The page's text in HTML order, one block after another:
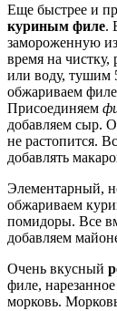
Еще быстрее и
куриным филе.
замороженную
время на чистку,
или воду, тушим
обжариваем
Присоединяем
добавляем сыр.
не растопится.
добавлять
Элементарный,
обжариваем
помидоры. Все
добавляем
Очень вкусный
филе,
морковь.